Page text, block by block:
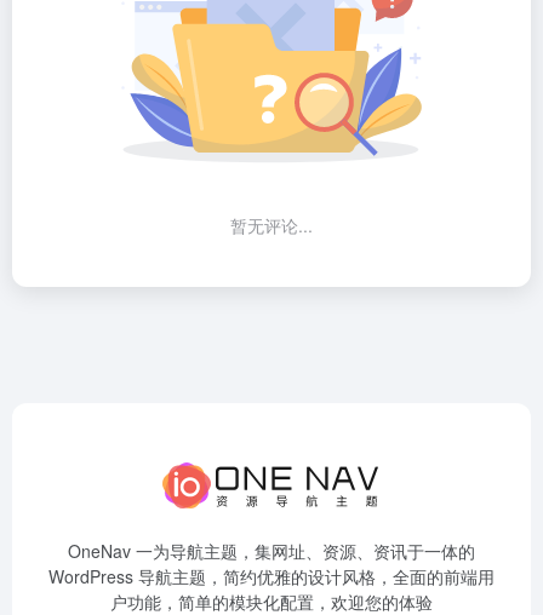
暂无评论...
OneNav 一为导航主题，集网址、资源、资讯于一体的
WordPress 导航主题，简约优雅的设计风格，全面的前端用
户功能，简单的模块化配置，欢迎您的体验